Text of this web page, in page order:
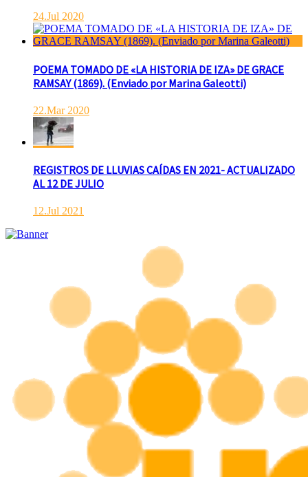
24.Jul 2020
POEMA TOMADO DE «LA HISTORIA DE IZA» DE GRACE
RAMSAY (1869). (Enviado por Marina Galeotti)
22.Mar 2020
REGISTROS DE LLUVIAS CAÍDAS EN 2021- ACTUALIZADO
AL 12 DE JULIO
12.Jul 2021